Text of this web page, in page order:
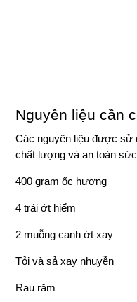
Nguyên liệu cần
Các nguyên liệu được sử
chất lượng và an toàn
400 gram ốc hương
4 trái ớt hiểm
2 muỗng canh ớt xay
Tỏi và sả xay nhuyễn
Rau răm